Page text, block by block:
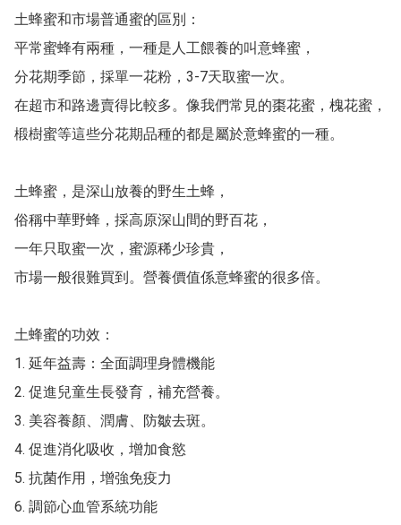
土蜂蜜和市場普通蜜的區別：
平常蜜蜂有兩種，一種是人工餵養的叫意蜂蜜，
分花期季節，採單一花粉，3-7天取蜜一次。
在超市和路邊賣得比較多。像我們常見的棗花蜜，槐花蜜，
椴樹蜜等這些分花期品種的都是屬於意蜂蜜的一種。
土蜂蜜，是深山放養的野生土蜂，
俗稱中華野蜂，採高原深山間的野百花，
一年只取蜜一次，蜜源稀少珍貴，
市場一般很難買到。營養價值係意蜂蜜的很多倍。
土蜂蜜的功效：
1. 延年益壽：全面調理身體機能
2. 促進兒童生長發育，補充營養。
3. 美容養顏、潤膚、防皺去斑。
4. 促進消化吸收，增加食慾
5. 抗菌作用，增強免疫力
6. 調節心血管系統功能